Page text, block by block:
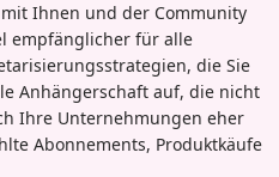
Ihnen und der Community
empfänglicher für alle
die Sie
Anhängerschaft auf, die nicht
Ihre Unternehmungen eher
Abonnements, Produktkäufe